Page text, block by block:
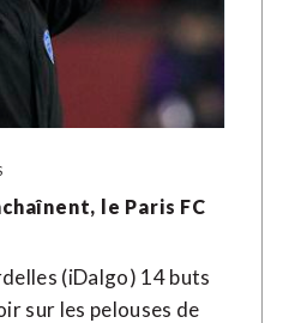
le Paris FC
(iDalgo) 14 buts
sur les pelouses de